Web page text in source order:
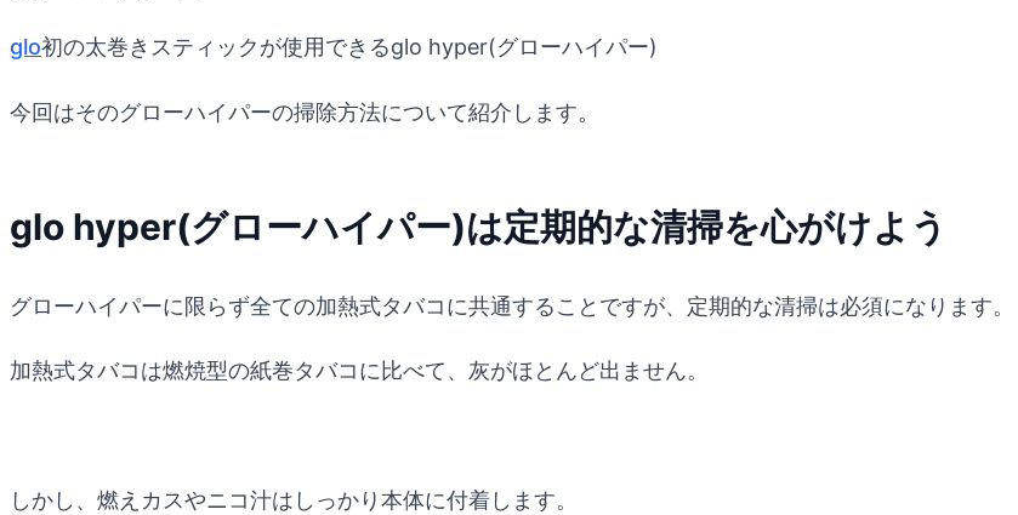
glo初の太巻きスティックが使用できるglo hyper(グローハイパー)
今回はそのグローハイパーの掃除方法について紹介します。
glo hyper(グローハイパー)は定期的な清掃を心がけよう
グローハイパーに限らず全ての加熱式タバコに共通することですが、定期的な清掃は必須になります。
加熱式タバコは燃焼型の紙巻タバコに比べて、灰がほとんど出ません。
しかし、燃えカスやニコ汁はしっかり本体に付着します。